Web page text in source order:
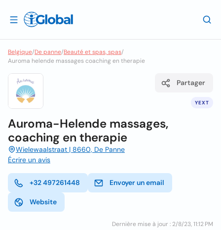
Belgique/De panne/Beauté et spas, spas/
Auroma helende massages coaching en therapie
YEXT
Partager
Auroma-Helende massages,
coaching en therapie
Wielewaalstraat | 8660, De Panne
Écrire un avis
+32 497261448 Envoyer un email
Website
Dernière mise à jour : 2/8/23, 11:12 PM